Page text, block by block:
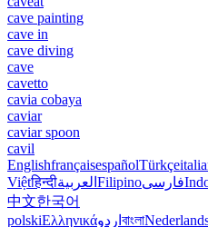
cave painting
cave in
cave diving
cave
cavetto
cavia cobaya
caviar
caviar spoon
cavil
EnglishfrançaisespañolTürkçe
Việtहिन्दीالعربية Filipinoفارسی
中文한국어
polskiΕλληνικάاردو বাংলা